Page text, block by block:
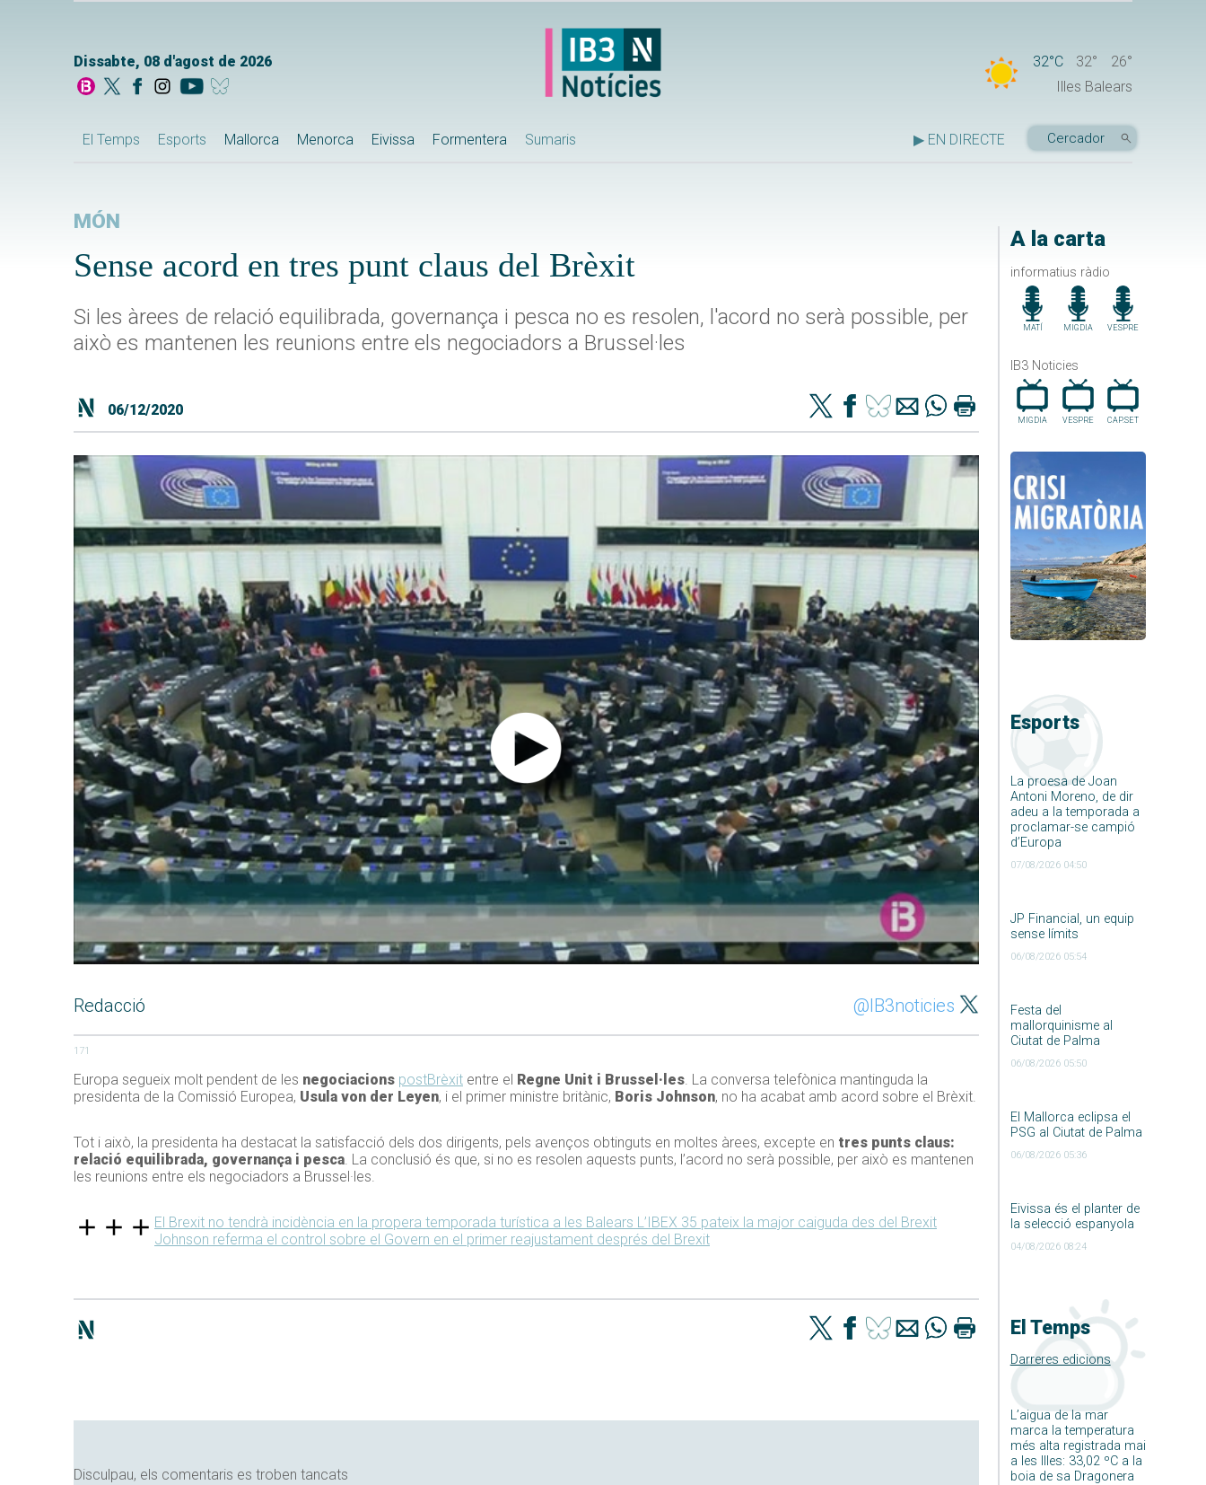
Dissabte, 08 d'agost de 2026 32°C 32°
26°
Illes Balears
El Temps Esports Mallorca Menorca Eivissa Formentera Sumaris ▶ EN DIRECTE
A la carta
informatius ràdio
MATÍ MIGDIA VESPRE
IB3 Noticies
MIGDIA VESPRE CAP.SET
Esports
La proesa de Joan
Antoni Moreno, de dir
adeu a la temporada a
proclamar-se campió
d’Europa
07/08/2026 04:50
JP Financial, un equip
sense límits
06/08/2026 05:54
Festa del
mallorquinisme al
Ciutat de Palma
06/08/2026 05:50
El Mallorca eclipsa el
PSG al Ciutat de Palma
06/08/2026 05:36
Eivissa és el planter de
la selecció espanyola
04/08/2026 08:24
El Temps
Darreres edicions
L’aigua de la mar
marca la temperatura
més alta registrada mai
a les Illes: 33,02 ºC a la
boia de sa Dragonera
MÓN
Sense acord en tres punt claus del Brèxit
Si les àrees de relació equilibrada, governança i pesca no es resolen, l'acord no serà possible, per
això es mantenen les reunions entre els negociadors a Brussel·les
06/12/2020
Redacció @IB3noticies
171
Europa segueix molt pendent de les negociacions postBrèxit entre el Regne Unit i Brussel·les. La conversa telefònica mantinguda la
presidenta de la Comissió Europea, Usula von der Leyen, i el primer ministre britànic, Boris Johnson, no ha acabat amb acord sobre el Brèxit.
Tot i això, la presidenta ha destacat la satisfacció dels dos dirigents, pels avenços obtinguts en moltes àrees, excepte en tres punts claus:
relació equilibrada, governança i pesca. La conclusió és que, si no es resolen aquests punts, l’acord no serà possible, per això es mantenen
les reunions entre els negociadors a Brussel·les.
El Brexit no tendrà incidència en la propera temporada turística a les Balears L’IBEX 35 pateix la major caiguda des del Brexit
Johnson referma el control sobre el Govern en el primer reajustament després del Brexit
Disculpau, els comentaris es troben tancats